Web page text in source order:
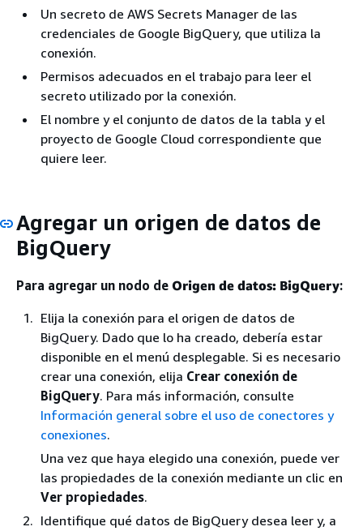
Un secreto de AWS Secrets Manager de las
credenciales de Google BigQuery, que utiliza la
conexión.
Permisos adecuados en el trabajo para leer el
secreto utilizado por la conexión.
El nombre y el conjunto de datos de la tabla y el
proyecto de Google Cloud correspondiente que
quiere leer.
Agregar un origen de datos de
BigQuery
Para agregar un nodo de Origen de datos: BigQuery:
Elija la conexión para el origen de datos de
BigQuery. Dado que lo ha creado, debería estar
disponible en el menú desplegable. Si es necesario
crear una conexión, elija Crear conexión de
BigQuery. Para más información, consulte
Información general sobre el uso de conectores y
conexiones.
Una vez que haya elegido una conexión, puede ver
las propiedades de la conexión mediante un clic en
Ver propiedades.
Identifique qué datos de BigQuery desea leer y, a